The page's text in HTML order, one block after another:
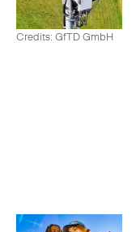
Credits: GfTD GmbH